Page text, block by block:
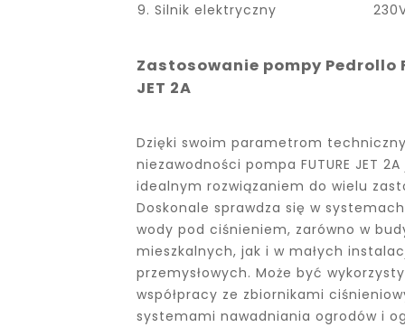
9. Silnik elektryczny
Zastosowanie pompy Pedrollo
JET 2A
Dzięki swoim parametrom
niezawodności pompa FUTURE JET
idealnym rozwiązaniem do wielu
Doskonale sprawdza się w
wody pod ciśnieniem, zarówno w
mieszkalnych, jak i w małych
przemysłowych. Może być
współpracy ze zbiornikami
systemami nawadniania ogrodów i